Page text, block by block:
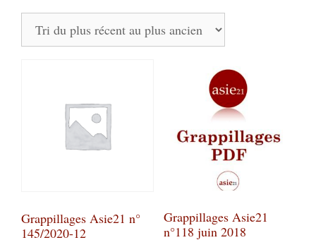
du
plus
récent
Grappillages Asie21 n°
145/2020-12
Grappillages Asie21
n°118 juin 2018